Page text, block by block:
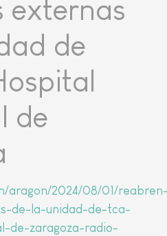
externas
de
de
aragon/2024/08/01/
de-la-unidad-de-tca-
de-zaragoza-radio-